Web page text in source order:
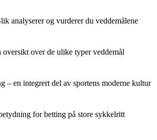
analyserer og vurderer du veddemålene
over de ulike typer veddemål
– en integrert del av sportens moderne kultur
for betting på store sykkelritt